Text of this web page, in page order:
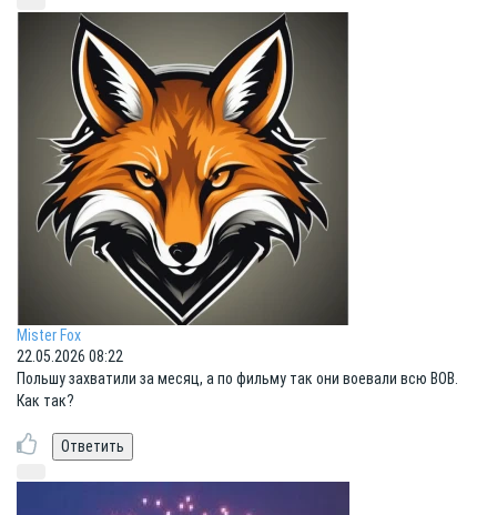
Mister Fox
22.05.2026 08:22
Польшу захватили за месяц, а по фильму так они воевали всю ВОВ.
Как так?